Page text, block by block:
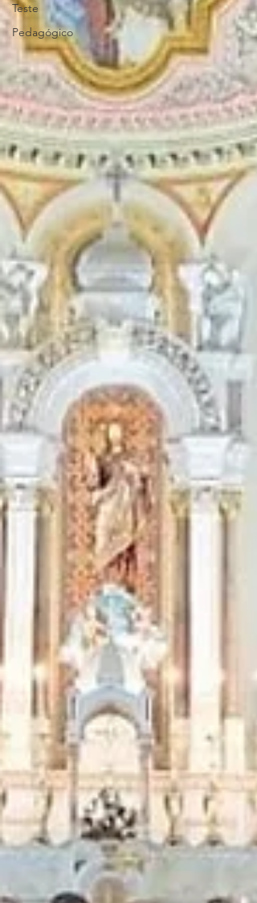
Teste
Pedagógico